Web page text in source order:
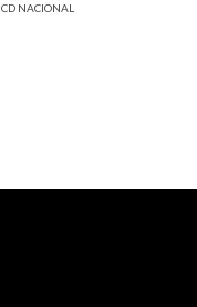
CD NACIONAL